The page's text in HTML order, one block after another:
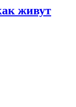
живут